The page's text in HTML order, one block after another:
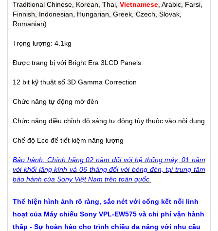
Traditional Chinese, Korean, Thai, Vietnamese , Arabic, Farsi,
Finnish, Indonesian, Hungarian, Greek, Czech, Slovak,
Romanian)
Trọng lượng: 4.1kg
Được trang bị với Bright Era 3LCD Panels
12 bit kỹ thuật số 3D Gamma Correction
Chức năng tự động mờ đèn
Chức năng điều chỉnh độ sáng tự động tùy thuộc vào nội dung
Chế độ Eco để tiết kiệm năng lượng
Bảo hành: Chính hãng 02 năm đối với hệ thống máy, 01 năm
với khối lăng kính và 06 tháng đối với bóng đèn, tại trung tâm
bảo hành của Sony Việt Nam trên toàn quốc.
Thể hiện hình ảnh rõ ràng, sắc nét với cổng kết nối linh
hoạt của Máy chiếu Sony VPL-EW575 và chi phí vận hành
thấp - Sự hoàn hảo cho trình chiếu đa năng với nhu cầu